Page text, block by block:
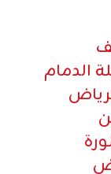
الدمام